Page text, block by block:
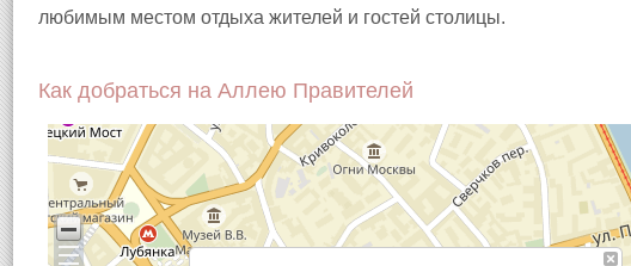
любимым местом отдыха жителей и гостей столицы.
Как добраться на Аллею Правителей